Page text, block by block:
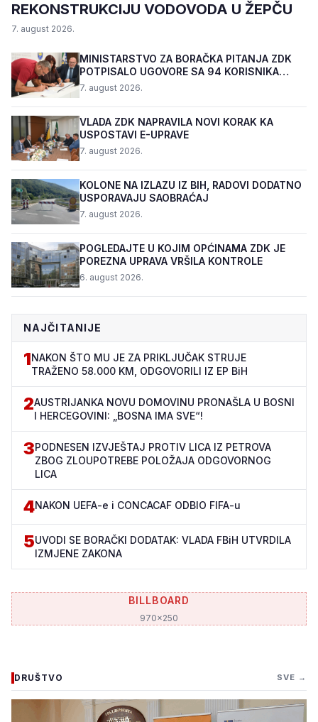
REKONSTRUKCIJU VODOVODA U ŽEPČU
7. august 2026.
MINISTARSTVO ZA BORAČKA PITANJA ZDK
POTPISALO UGOVORE SA 94 KORISNIKA
PROGRAMA "BIZNIS PL...
7. august 2026.
VLADA ZDK NAPRAVILA NOVI KORAK KA
USPOSTAVI E-UPRAVE
7. august 2026.
KOLONE NA IZLAZU IZ BIH, RADOVI DODATNO
USPORAVAJU SAOBRAĆAJ
7. august 2026.
POGLEDAJTE U KOJIM OPĆINAMA ZDK JE
POREZNA UPRAVA VRŠILA KONTROLE
6. august 2026.
NAJČITANIJE
1NAKON ŠTO MU JE ZA PRIKLJUČAK STRUJE
TRAŽENO 58.000 KM, ODGOVORILI IZ EP BiH
2AUSTRIJANKA NOVU DOMOVINU PRONAŠLA U BOSNI
I HERCEGOVINI: „BOSNA IMA SVE“!
3PODNESEN IZVJEŠTAJ PROTIV LICA IZ PETROVA
ZBOG ZLOUPOTREBE POLOŽAJA ODGOVORNOG
LICA
4NAKON UEFA-e i CONCACAF ODBIO FIFA-u
5UVODI SE BORAČKI DODATAK: VLADA FBiH UTVRDILA
IZMJENE ZAKONA
BILLBOARD
970x250
DRUŠTVO SVE →